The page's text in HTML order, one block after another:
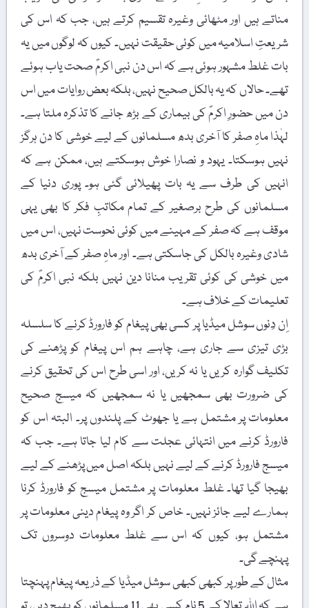
مناتے ہیں اور مٹھائی وغیرہ تقسیم کرتے ہیں، جب کہ اس کی
شریعتِ اسلامیہ میں کوئی حقیقت نہیں۔ کیوں کہ لوگوں میں یہ
بات غلط مشہور ہوئی ہے کہ اس دن نبی اکرمؐ صحت یاب ہوئے
تھے۔ حالاں کہ یہ بالکل صحیح نہیں، بلکہ بعض روایات میں اس
دن میں حضورِ اکرمؐ کی بیماری کے بڑھ جانے کا تذکرہ ملتا ہے۔
لہٰذا ماہِ صفر کا آخری بدھ مسلمانوں کے لیے خوشی کا دن ہرگز
نہیں ہوسکتا۔ یہود و نصارا خوش ہوسکتے ہیں، ممکن ہے کہ
انہیں کی طرف سے یہ بات پھیلائی گئی ہو۔ پوری دنیا کے
مسلمانوں کی طرح برصغیر کے تمام مکاتبِ فکر کا بھی یہی
موقف ہے کہ صفر کے مہینے میں کوئی نحوست نہیں، اس میں
شادی وغیرہ بالکل کی جاسکتی ہے۔ اور ماہِ صفر کے آخری بدھ
میں خوشی کی کوئی تقریب منانا دین نہیں بلکہ نبی اکرمؐ کی
تعلیمات کے خلاف ہے۔
اِن دِنوں سوشل میڈیا پر کسی بھی پیغام کو فارورڈ کرنے کا سلسلہ
بڑی تیزی سے جاری ہے، چاہے ہم اس پیغام کو پڑھنے کی
تکلیف گوارہ کریں یا نہ کریں، اور اسی طرح اس کی تحقیق کرنے
کی ضرورت بھی سمجھیں یا نہ سمجھیں کہ میسج صحیح
معلومات پر مشتمل ہے یا جھوٹ کے پلندوں پر۔ البتہ اس کو
فارورڈ کرنے میں انتہائی عجلت سے کام لیا جاتا ہے۔ جب کہ
میسج فارورڈ کرنے کے لیے نہیں بلکہ اصل میں پڑھنے کے لیے
بھیجا گیا تھا۔ غلط معلومات پر مشتمل میسج کو فارورڈ کرنا
ہمارے لیے جائز نہیں۔ خاص کر اگر وہ پیغام دینی معلومات پر
مشتمل ہو، کیوں کہ اس سے غلط معلومات دوسروں تک
پہنچے گی۔
مثال کے طور پر کبھی کبھی سوشل میڈیا کے ذریعہ پیغام پہنچتا